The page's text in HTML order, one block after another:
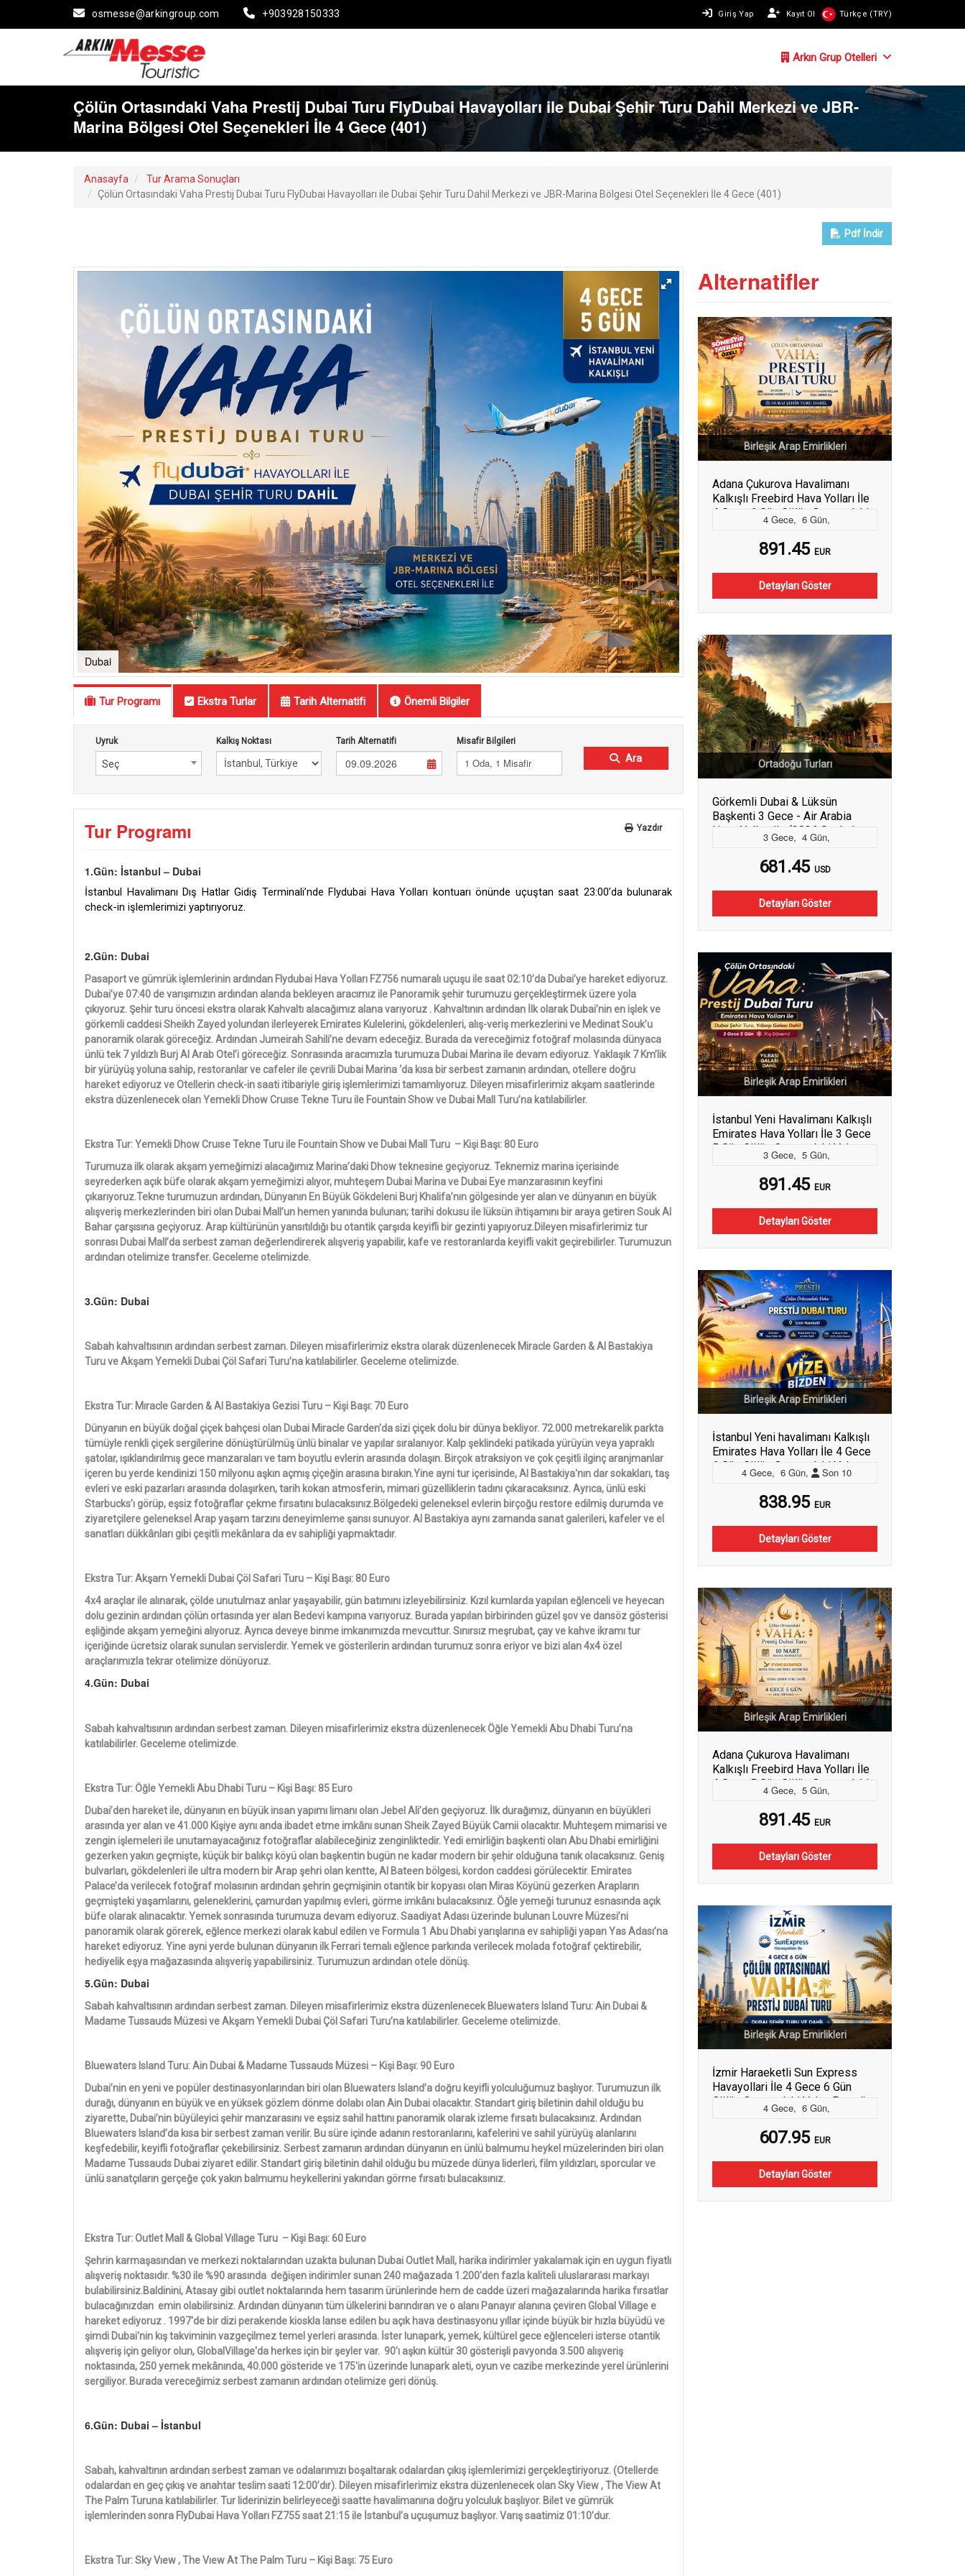
osmesse@arkingroup.com +903928150333 Giriş Yap Kayıt Ol Türkçe (TRY)
Arkın Grup Otelleri
Çölün Ortasındaki Vaha Prestij Dubai Turu FlyDubai Havayolları ile Dubai Şehir Turu Dahil Merkezi ve JBR-
Marina Bölgesi Otel Seçenekleri İle 4 Gece (401)
Anasayfa
Tur Arama Sonuçları
Çölün Ortasındaki Vaha Prestij Dubai Turu FlyDubai Havayolları ile Dubai Şehir Turu Dahil Merkezi ve JBR-Marina Bölgesi Otel Seçenekleri İle 4 Gece (401)
Pdf İndir
Dubai
Tur Programı Ekstra Turlar Tarih Alternatifi Önemli Bilgiler
Uyruk
Seç
Kalkış Noktası Tarih Alternatifi
09.09.2026
Misafir Bilgileri
1 Oda, 1 Misafir Ara
Tur Programı Yazdır
1.Gün: İstanbul – Dubai
İstanbul Havalimanı Dış Hatlar Gidiş Terminali’nde Flydubai Hava Yolları kontuarı önünde uçuştan saat 23:00’da bulunarak
check-in işlemlerimizi yaptırıyoruz.
2.Gün: Dubai
Pasaport ve gümrük işlemlerinin ardından Flydubai Hava Yolları FZ756 numaralı uçuşu ile saat 02:10’da Dubai’ye hareket ediyoruz.
Dubai’ye 07:40 de varışımızın ardından alanda bekleyen aracımız ile Panoramik şehir turumuzu gerçekleştirmek üzere yola
çıkıyoruz. Şehir turu öncesi ekstra olarak Kahvaltı alacağımız alana varıyoruz . Kahvaltının ardından İlk olarak Dubai’nin en işlek ve
görkemli caddesi Sheikh Zayed yolundan ilerleyerek Emirates Kulelerini, gökdelenleri, alış-veriş merkezlerini ve Medinat Souk’u
panoramik olarak göreceğiz. Ardından Jumeirah Sahili’ne devam edeceğiz. Burada da vereceğimiz fotoğraf molasında dünyaca
ünlü tek 7 yıldızlı Burj Al Arab Otel’i göreceğiz. Sonrasında aracımızla turumuza Dubai Marina ile devam ediyoruz. Yaklaşık 7 Km’lik
bir yürüyüş yoluna sahip, restoranlar ve cafeler ile çevrili Dubai Marina ‘da kısa bir serbest zamanın ardından, otellere doğru
hareket ediyoruz ve Otellerin check-in saati itibariyle giriş işlemlerimizi tamamlıyoruz. Dileyen misafirlerimiz akşam saatlerinde
ekstra düzenlenecek olan Yemekli Dhow Cruıse Tekne Turu ile Fountain Show ve Dubai Mall Turu’na katılabilirler.
Ekstra Tur: Yemekli Dhow Cruıse Tekne Turu ile Fountain Show ve Dubai Mall Turu – Kişi Başı: 80 Euro
Turumuza ilk olarak akşam yemeğimizi alacağımız Marina’daki Dhow teknesine geçiyoruz. Teknemiz marina içerisinde
seyrederken açık büfe olarak akşam yemeğimizi alıyor, muhteşem Dubai Marina ve Dubai Eye manzarasının keyfini
çıkarıyoruz.Tekne turumuzun ardından, Dünyanın En Büyük Gökdeleni Burj Khalifa’nın gölgesinde yer alan ve dünyanın en büyük
alışveriş merkezlerinden biri olan Dubai Mall’un hemen yanında bulunan; tarihi dokusu ile lüksün ihtişamını bir araya getiren Souk Al
Bahar çarşısına geçiyoruz. Arap kültürünün yansıtıldığı bu otantik çarşıda keyifli bir gezinti yapıyoruz.Dileyen misafirlerimiz tur
sonrası Dubai Mall’da serbest zaman değerlendirerek alışveriş yapabilir, kafe ve restoranlarda keyifli vakit geçirebilirler. Turumuzun
ardından otelimize transfer. Geceleme otelimizde.
3.Gün: Dubai
Sabah kahvaltısının ardından serbest zaman. Dileyen misafirlerimiz ekstra olarak düzenlenecek Miracle Garden & Al Bastakiya
Turu ve Akşam Yemekli Dubai Çöl Safari Turu’na katılabilirler. Geceleme otelimizde.
Ekstra Tur: Mıracle Garden & Al Bastakiya Gezisi Turu – Kişi Başı: 70 Euro
Dünyanın en büyük doğal çiçek bahçesi olan Dubai Miracle Garden'da sizi çiçek dolu bir dünya bekliyor. 72.000 metrekarelik parkta
tümüyle renkli çiçek sergilerine dönüştürülmüş ünlü binalar ve yapılar sıralanıyor. Kalp şeklindeki patikada yürüyün veya yapraklı
şatolar, ışıklandırılmış gece manzaraları ve tam boyutlu evlerin arasında dolaşın. Birçok atraksiyon ve çok çeşitli ilginç aranjmanlar
içeren bu yerde kendinizi 150 milyonu aşkın açmış çiçeğin arasına bırakın.Yine ayni tur içerisinde, Al Bastakiya'nın dar sokakları, taş
evleri ve eski pazarları arasında dolaşırken, tarih kokan atmosferin, mimari güzelliklerin tadını çıkaracaksınız. Ayrıca, ünlü eski
Starbucks’ı görüp, eşsiz fotoğraflar çekme fırsatını bulacaksınız.Bölgedeki geleneksel evlerin birçoğu restore edilmiş durumda ve
ziyaretçilere geleneksel Arap yaşam tarzını deneyimleme şansı sunuyor. Al Bastakiya aynı zamanda sanat galerileri, kafeler ve el
sanatları dükkânları gibi çeşitli mekânlara da ev sahipliği yapmaktadır.
Ekstra Tur: Akşam Yemekli Dubai Çöl Safari Turu – Kişi Başı: 80 Euro
4x4 araçlar ile alınarak, çölde unutulmaz anlar yaşayabilir, gün batımını izleyebilirsiniz. Kızıl kumlarda yapılan eğlenceli ve heyecan
dolu gezinin ardından çölün ortasında yer alan Bedevi kampına varıyoruz. Burada yapılan birbirinden güzel şov ve dansöz gösterisi
eşliğinde akşam yemeğini alıyoruz. Ayrıca deveye binme imkanımızda mevcuttur. Sınırsız meşrubat, çay ve kahve ikramı tur
içeriğinde ücretsiz olarak sunulan servislerdir. Yemek ve gösterilerin ardından turumuz sonra eriyor ve bizi alan 4x4 özel
araçlarımızla tekrar otelimize dönüyoruz.
4.Gün: Dubai
Sabah kahvaltısının ardından serbest zaman. Dileyen misafirlerimiz ekstra düzenlenecek Öğle Yemekli Abu Dhabi Turu’na
katılabilirler. Geceleme otelimizde.
Ekstra Tur: Öğle Yemekli Abu Dhabi Turu – Kişi Başı: 85 Euro
Dubai’den hareket ile, dünyanın en büyük insan yapımı limanı olan Jebel Ali’den geçiyoruz. İlk durağımız, dünyanın en büyükleri
arasında yer alan ve 41.000 Kişiye aynı anda ibadet etme imkânı sunan Sheik Zayed Büyük Camii olacaktır. Muhteşem mimarisi ve
zengin işlemeleri ile unutamayacağınız fotoğraflar alabileceğiniz zenginliktedir. Yedi emirliğin başkenti olan Abu Dhabi emirliğini
gezerken yakın geçmişte, küçük bir balıkçı köyü olan başkentin bugün ne kadar modern bir şehir olduğuna tanık olacaksınız. Geniş
bulvarları, gökdelenleri ile ultra modern bir Arap şehri olan kentte, Al Bateen bölgesi, kordon caddesi görülecektir. Emirates
Palace’da verilecek fotoğraf molasının ardından şehrin geçmişinin otantik bir kopyası olan Miras Köyünü gezerken Arapların
geçmişteki yaşamlarını, geleneklerini, çamurdan yapılmış evleri, görme imkânı bulacaksınız. Öğle yemeği turunuz esnasında açık
büfe olarak alınacaktır. Yemek sonrasında turumuza devam ediyoruz. Saadiyat Adası üzerinde bulunan Louvre Müzesi’ni
panoramik olarak görerek, eğlence merkezi olarak kabul edilen ve Formula 1 Abu Dhabi yarışlarına ev sahipliği yapan Yas Adası’na
hareket ediyoruz. Yine ayni yerde bulunan dünyanın ilk Ferrari temalı eğlence parkında verilecek molada fotoğraf çektirebilir,
hediyelik eşya mağazasında alışveriş yapabilirsiniz. Turumuzun ardından otele dönüş.
5.Gün: Dubai
Sabah kahvaltısının ardından serbest zaman. Dileyen misafirlerimiz ekstra düzenlenecek Bluewaters Island Turu: Ain Dubai &
Madame Tussauds Müzesi ve Akşam Yemekli Dubai Çöl Safari Turu’na katılabilirler. Geceleme otelimizde.
Bluewaters Island Turu: Ain Dubai & Madame Tussauds Müzesi – Kişi Başı: 90 Euro
Dubai’nin en yeni ve popüler destinasyonlarından biri olan Bluewaters Island’a doğru keyifli yolculuğumuz başlıyor. Turumuzun ilk
durağı, dünyanın en büyük ve en yüksek gözlem dönme dolabı olan Ain Dubai olacaktır. Standart giriş biletinin dahil olduğu bu
ziyarette, Dubai’nin büyüleyici şehir manzarasını ve eşsiz sahil hattını panoramik olarak izleme fırsatı bulacaksınız. Ardından
Bluewaters Island’da kısa bir serbest zaman verilir. Bu süre içinde adanın restoranlarını, kafelerini ve sahil yürüyüş alanlarını
keşfedebilir, keyifli fotoğraflar çekebilirsiniz. Serbest zamanın ardından dünyanın en ünlü balmumu heykel müzelerinden biri olan
Madame Tussauds Dubai ziyaret edilir. Standart giriş biletinin dahil olduğu bu müzede dünya liderleri, film yıldızları, sporcular ve
ünlü sanatçıların gerçeğe çok yakın balmumu heykellerini yakından görme fırsatı bulacaksınız.
Ekstra Tur: Outlet Mall & Global Vıllage Turu – Kişi Başı: 60 Euro
Şehrin karmaşasından ve merkezi noktalarından uzakta bulunan Dubai Outlet Mall, harika indirimler yakalamak için en uygun fiyatlı
alışveriş noktasıdır. %30 ile %90 arasında değişen indirimler sunan 240 mağazada 1.200'den fazla kaliteli uluslararası markayı
bulabilirsiniz.Baldinini, Atasay gibi outlet noktalarında hem tasarım ürünlerinde hem de cadde üzeri mağazalarında harika fırsatlar
bulacağınızdan emin olabilirsiniz. Ardından dünyanın tüm ülkelerini barındıran ve o alanı Panayır alanına çeviren Global Village e
hareket ediyoruz . 1997'de bir dizi perakende kioskla lanse edilen bu açık hava destinasyonu yıllar içinde büyük bir hızla büyüdü ve
şimdi Dubai'nin kış takviminin vazgeçilmez temel yerleri arasında. İster lunapark, yemek, kültürel gece eğlenceleri isterse otantik
alışveriş için geliyor olun, GlobalVillage'da herkes için bir şeyler var. 90'ı aşkın kültür 30 gösterişli pavyonda 3.500 alışveriş
noktasında, 250 yemek mekânında, 40.000 gösteride ve 175'in üzerinde lunapark aleti, oyun ve cazibe merkezinde yerel ürünlerini
sergiliyor. Burada vereceğimiz serbest zamanın ardından otelimize geri dönüş.
6.Gün: Dubai – İstanbul
Sabah, kahvaltının ardından serbest zaman ve odalarımızı boşaltarak odalardan çıkış işlemlerimizi gerçekleştiriyoruz. (Otellerde
odalardan en geç çıkış ve anahtar teslim saati 12:00’dır). Dileyen misafirlerimiz ekstra düzenlenecek olan Sky View , The View At
The Palm Turuna katılabilirler. Tur liderinizin belirleyeceği saatte havalimanına doğru yolculuk başlıyor. Bilet ve gümrük
işlemlerinden sonra FlyDubai Hava Yolları FZ755 saat 21:15 ile İstanbul’a uçuşumuz başlıyor. Varış saatimiz 01:10’dur.
Ekstra Tur: Sky Vıew , The Vıew At The Palm Turu – Kişi Başı: 75 Euro
Alternatifler
Birleşik Arap Emirlikleri
Adana Çukurova Havalimanı
Kalkışlı Freebird Hava Yolları İle
4 Gece 6 Gün Çölün Ortasındaki
Vaha: Prestij Dubai Turu Dubai
Şehir Turu Dahil Dubai Şehir Turu
Dahil (706)
4 Gece, 6 Gün,
891.45 EUR
Detayları Göster
Ortadoğu Turları
Görkemli Dubai & Lüksün
Başkenti 3 Gece - Air Arabia
Hava Yolları ile (2026 Sonbahar -
Kış Dönemi) - SAW Hareket
3 Gece, 4 Gün,
681.45 USD
Detayları Göster
Birleşik Arap Emirlikleri
İstanbul Yeni Havalimanı Kalkışlı
Emirates Hava Yolları İle 3 Gece
5 Gün Çölün Ortasındaki Vaha:
Prestij Dubai Turu Dubai Şehir
Turu ve Yılbaşı Galası Dahil (486)
3 Gece, 5 Gün,
891.45 EUR
Detayları Göster
Birleşik Arap Emirlikleri
İstanbul Yeni havalimanı Kalkışlı
Emirates Hava Yolları İle 4 Gece
6 Gün Çölün Ortasındaki Vaha:
Prestij Dubai Turu Dubai Şehir
Turu ve Vize Bizden (541)
4 Gece, 6 Gün, Son10
838.95 EUR
Detayları Göster
Birleşik Arap Emirlikleri
Adana Çukurova Havalimanı
Kalkışlı Freebird Hava Yolları İle
4 Gece 5 Gün Çölün Ortasındaki
Vaha: Prestij Dubai Turu Dubai
Şehir Turu Dahil (Kış Dönemi)
4 Gece, 5 Gün,
891.45 EUR
Detayları Göster
Birleşik Arap Emirlikleri
İzmir Haraeketli Sun Express
Havayollari İle 4 Gece 6 Gün
Çölün Ortasındaki Vaha: Prestij
Dubai Turu Dubai Şehir Turu Dahil
(Kış Dönemi) (495)
4 Gece, 6 Gün,
607.95 EUR
Detayları Göster